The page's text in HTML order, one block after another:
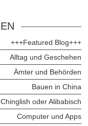
+++Featured Blog+++
Alltag und Geschehen
Ämter und Behörden
Bauen in China
Chinglish oder Alibabisch
Computer und Apps